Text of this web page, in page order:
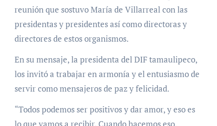
reunión que sostuvo María de Villarreal con las
presidentas y presidentes así como directoras y
directores de estos organismos.
En su mensaje, la presidenta del DIF tamaulipeco,
los invitó a trabajar en armonía y el entusiasmo de
servir como mensajeros de paz y felicidad.
“Todos podemos ser positivos y dar amor, y eso es
lo que vamos a recibir. Cuando hacemos eso,